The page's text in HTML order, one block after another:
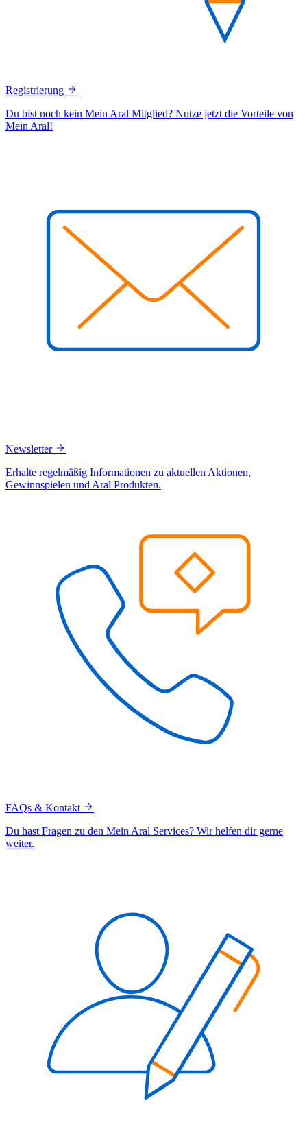
Registrierung
Du bist noch kein Mein Aral Mitglied? Nutze jetzt die Vorteile von
Mein Aral!
Newsletter
Erhalte regelmäßig Informationen zu aktuellen Aktionen,
Gewinnspielen und Aral Produkten.
FAQs & Kontakt
Du hast Fragen zu den Mein Aral Services? Wir helfen dir gerne
weiter.